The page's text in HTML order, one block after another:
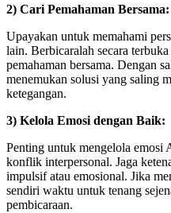
2) Cari Pemahaman Bersama:
Upayakan untuk memahami
lain. Berbicaralah secara
pemahaman bersama. Dengan
menemukan solusi yang saling
ketegangan.
3) Kelola Emosi dengan Baik:
Penting untuk mengelola emosi
konflik interpersonal. Jaga
impulsif atau emosional. Jika
sendiri waktu untuk tenang
pembicaraan.